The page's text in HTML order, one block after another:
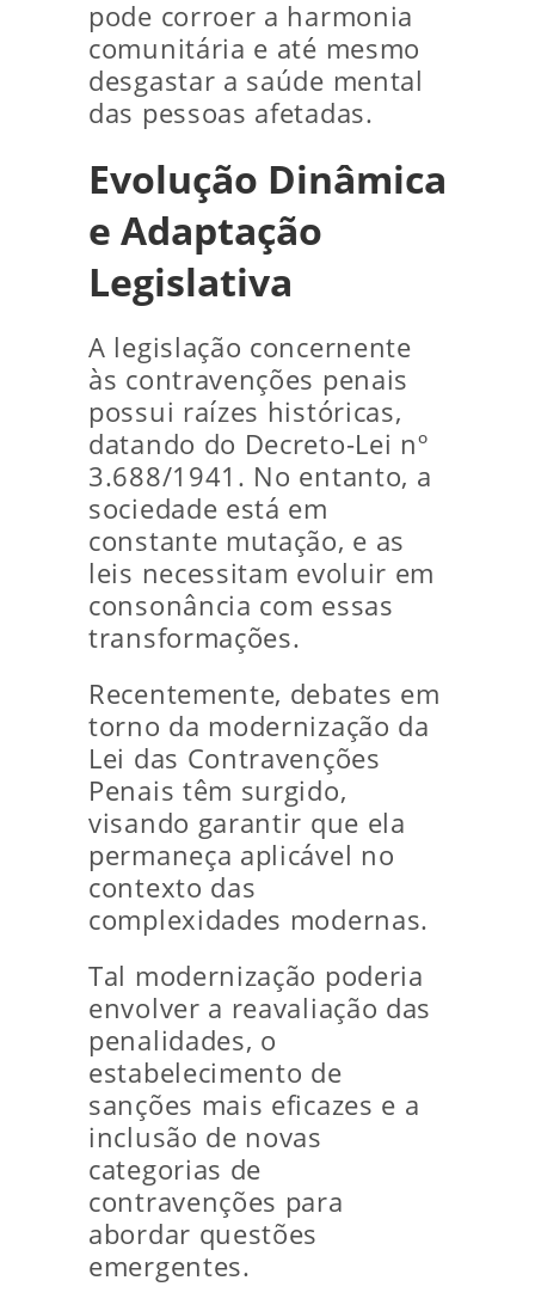
pode corroer a harmonia
comunitária e até mesmo
desgastar a saúde mental
das pessoas afetadas.
Evolução Dinâmica
e Adaptação
Legislativa
A legislação concernente
às contravenções penais
possui raízes históricas,
datando do Decreto-Lei nº
3.688/1941. No entanto, a
sociedade está em
constante mutação, e as
leis necessitam evoluir em
consonância com essas
transformações.
Recentemente, debates em
torno da modernização da
Lei das Contravenções
Penais têm surgido,
visando garantir que ela
permaneça aplicável no
contexto das
complexidades modernas.
Tal modernização poderia
envolver a reavaliação das
penalidades, o
estabelecimento de
sanções mais eficazes e a
inclusão de novas
categorias de
contravenções para
abordar questões
emergentes.